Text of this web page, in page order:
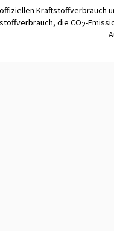
Kraftstoffverbrauch
die CO2-